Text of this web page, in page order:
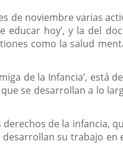
de noviembre varias
hoy’, y la del
como la salud
de la Infancia’, está
se desarrollan a lo
de la infancia,
su trabajo en